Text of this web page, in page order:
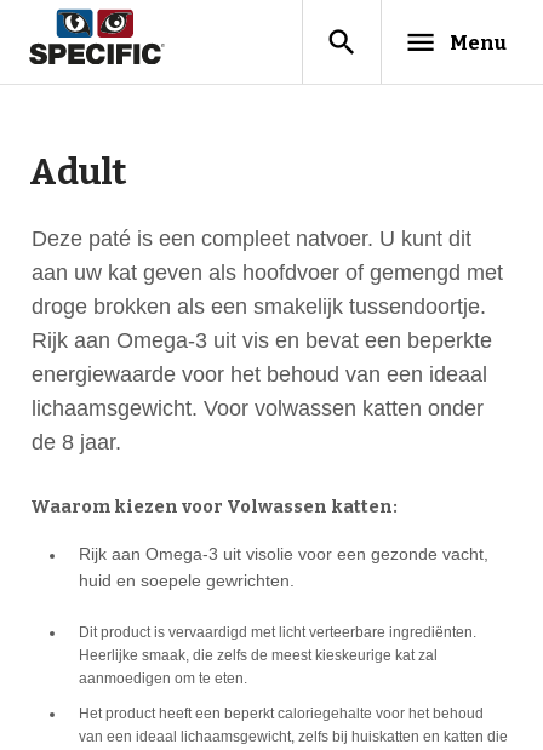
search menu Menu
Adult
Deze paté is een compleet natvoer. U kunt dit
aan uw kat geven als hoofdvoer of gemengd met
droge brokken als een smakelijk tussendoortje.
Rijk aan Omega-3 uit vis en bevat een beperkte
energiewaarde voor het behoud van een ideaal
lichaamsgewicht. Voor volwassen katten onder
de 8 jaar.
Waarom kiezen voor Volwassen katten:
Rijk aan Omega-3 uit visolie voor een gezonde vacht,
huid en soepele gewrichten.
Dit product is vervaardigd met licht verteerbare ingrediënten.
Heerlijke smaak, die zelfs de meest kieskeurige kat zal
aanmoedigen om te eten.
Het product heeft een beperkt caloriegehalte voor het behoud
van een ideaal lichaamsgewicht, zelfs bij huiskatten en katten die